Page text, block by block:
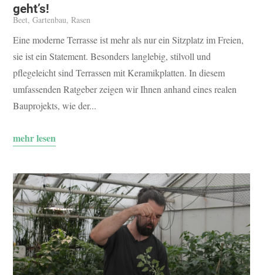
geht’s!
Beet,Gartenbau,Rasen
Eine moderne Terrasse ist mehr als nur ein Sitzplatz im Freien,
sie ist ein Statement. Besonders langlebig, stilvoll und
pflegeleicht sind Terrassen mit Keramikplatten. In diesem
umfassenden Ratgeber zeigen wir Ihnen anhand eines realen
Bauprojekts, wie der...
mehr lesen